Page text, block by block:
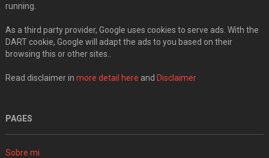
running.
As a third party provider, Google uses cookies to serve ads. With the
DART cookie, Google will adapt the ads to you based on their
browsing this or other sites..
Read disclaimer in more detail here and Disclaimer
PAGES
Sobre mi